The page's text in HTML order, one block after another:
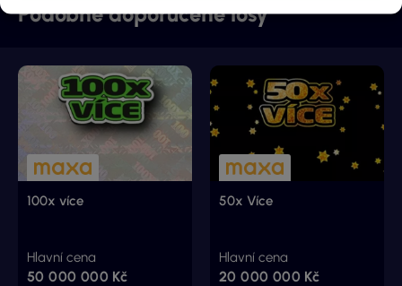
Podobné doporučené losy
100x více
Hlavní cena
50 000 000 Kč
50x Více
Hlavní cena
20 000 000 Kč